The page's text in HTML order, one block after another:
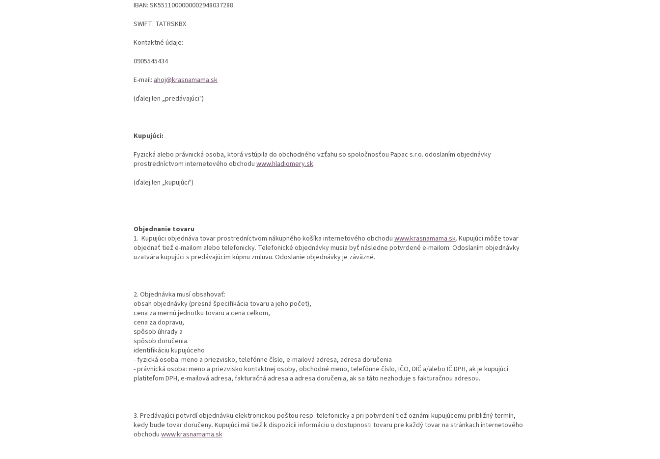
IBAN: SK5511000000002948037288
SWIFT: TATRSKBX
Kontaktné údaje:
0905545434
E-mail: ahoj@krasnamama.sk
(ďalej len „predávajúci")
Kupujúci:
Fyzická alebo právnická osoba, ktorá vstúpila do obchodného vzťahu so spoločnosťou Papac s.r.o. odoslaním objednávky
prostredníctvom internetového obchodu www.hladiomery.sk.
(ďalej len „kupujúci")
Objednanie tovaru
1. Kupujúci objednáva tovar prostredníctvom nákupného košíka internetového obchodu www.krasnamama.sk. Kupujúci môže tovar
objednať tiež e-mailom alebo telefonicky. Telefonické objednávky musia byť následne potvrdené e-mailom. Odoslaním objednávky
uzatvára kupujúci s predávajúcim kúpnu zmluvu. Odoslanie objednávky je záväzné.
2. Objednávka musí obsahovať:
obsah objednávky (presná špecifikácia tovaru a jeho počet),
cena za mernú jednotku tovaru a cena celkom,
cena za dopravu,
spôsob úhrady a
spôsob doručenia.
identifikáciu kupujúceho
- fyzická osoba: meno a priezvisko, telefónne číslo, e-mailová adresa, adresa doručenia
- právnická osoba: meno a priezvisko kontaktnej osoby, obchodné meno, telefónne číslo, IČO, DIČ a/alebo IČ DPH, ak je kupujúci
platiteľom DPH, e-mailová adresa, fakturačná adresa a adresa doručenia, ak sa táto nezhoduje s fakturačnou adresou.
3. Predávajúci potvrdí objednávku elektronickou poštou resp. telefonicky a pri potvrdení tiež oznámi kupujúcemu približný termín,
kedy bude tovar doručeny. Kupujúci má tiež k dispozícii informáciu o dostupnosti tovaru pre každý tovar na stránkach internetového
obchodu www.krasnamama.sk